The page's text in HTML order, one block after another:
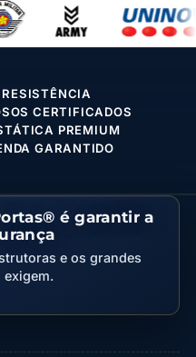
CERTIFICADOS
PREMIUM
GARANTIDO
é garantir a
e os grandes